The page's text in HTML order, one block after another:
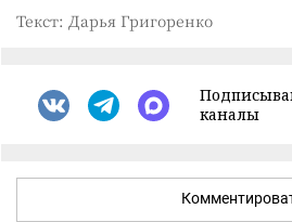
Текст: Дарья Григоренко
каналы